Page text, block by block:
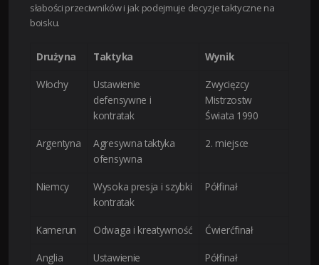
słabości przeciwników i jak podejmuje decyzje taktyczne na
boisku.
Drużyna Taktyka Wynik
Włochy
Ustawienie
defensywne i
kontratak
Zwycięzcy
Mistrzostw
Świata 1990
Argentyna
Agresywna taktyka
ofensywna
2. miejsce
Niemcy
Wysoka presja i szybki
kontratak
Półfinał
Kamerun Odwaga i kreatywność Ćwierćfinał
Anglia
Ustawienie
Półfinał